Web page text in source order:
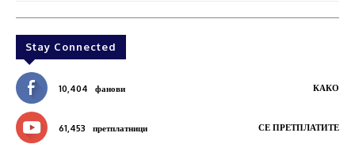
Stay Connected
10,404 фанови КАКО
61,453 претплатници СЕ ПРЕТПЛАТИТЕ